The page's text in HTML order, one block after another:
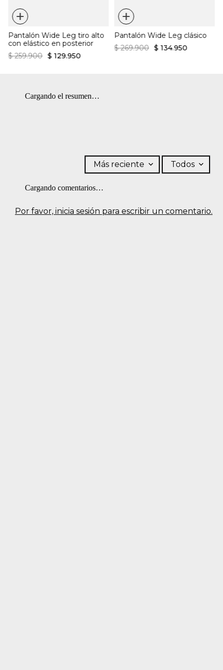
máquina. OTROS: No planchar los accesorios. OTROS: No
retorcer ni exprimir. OTROS: No remojar. OTROS: Planchar solo
por el revés. OTROS: Usar un paño para planchar. PLANCHADO:
Planchar a una temperatura máxima de la base de 110 ºC, sin
vapor. Planchar con vapor puede causar daño irreversible.
SECADO: Secado en tendedero a la sombra.
+
Pantalón Wide Leg tiro alto
con elástico en posterior
$ 259.900 $ 129.950
+
Pantalón Wide Leg clásico
$ 269.900 $ 134.950
Cargando el resumen…
Por favor, inicia sesión para escribir un comentario.
Más reciente Todos
Cargando comentarios…